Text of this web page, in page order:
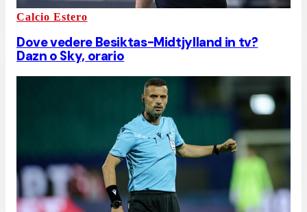
Calcio Estero
Dove vedere Besiktas-Midtjylland in tv?
Dazn o Sky, orario